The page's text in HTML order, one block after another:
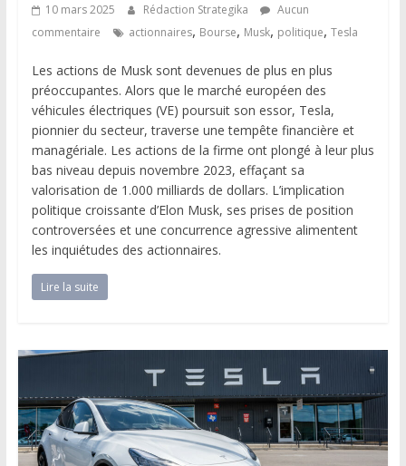
10 mars 2025 Rédaction Strategika
Aucun
commentaire
actionnaires, Bourse, Musk, politique, Tesla
Les actions de Musk sont devenues de plus en plus
préoccupantes. Alors que le marché européen des
véhicules électriques (VE) poursuit son essor, Tesla,
pionnier du secteur, traverse une tempête financière et
managériale. Les actions de la firme ont plongé à leur plus
bas niveau depuis novembre 2023, effaçant sa
valorisation de 1.000 milliards de dollars. L’implication
politique croissante d’Elon Musk, ses prises de position
controversées et une concurrence agressive alimentent
les inquiétudes des actionnaires.
Lire la suite